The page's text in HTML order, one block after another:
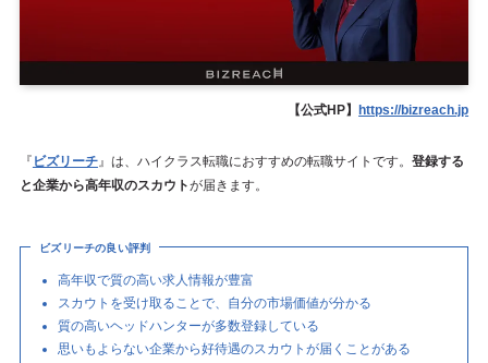
【公式HP】 https://bizreach.jp
『 ビズリーチ』は、ハイクラス転職におすすめの転職サイトです。 登録する
と企業から高年収のスカウトが届きます。
ビズリーチの良い評判
高年収で質の高い求人情報が豊富
スカウトを受け取ることで、自分の市場価値が分かる
質の高いヘッドハンターが多数登録している
思いもよらない企業から好待遇のスカウトが届くことがある